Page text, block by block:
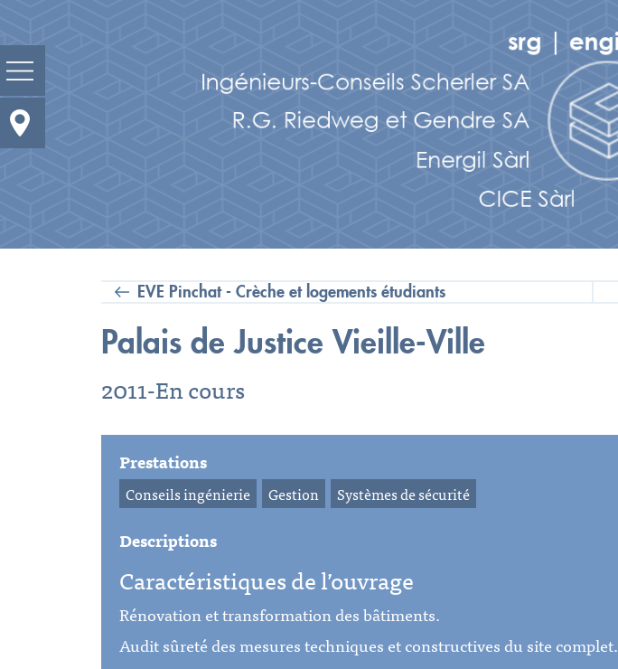
Bureaux et contacts
Carrières
EVE Pinchat - Crèche et logements étudiants
Palais de Justice Vieille-Ville
2011-En cours
Prestations
Conseils ingénierie Gestion Systèmes de sécurité
Descriptions
Caractéristiques de l’ouvrage
Rénovation et transformation des bâtiments.
Audit sûreté des mesures techniques et constructives du site complet.